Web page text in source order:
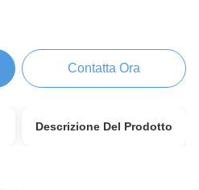
Contatta Ora
Descrizione Del Prodotto